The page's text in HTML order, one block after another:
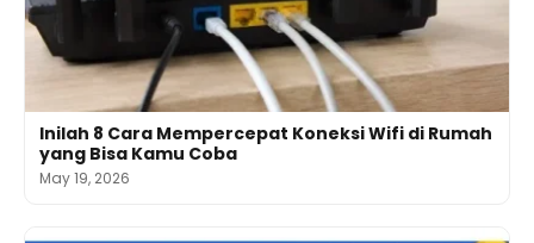
Inilah 8 Cara Mempercepat Koneksi Wifi di Rumah
yang Bisa Kamu Coba
May 19, 2026